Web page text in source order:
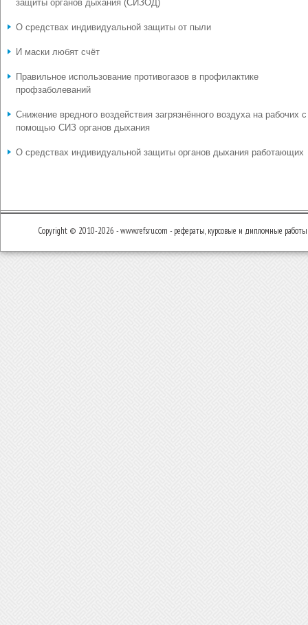
защиты органов дыхания (СИЗОД)
О средствах индивидуальной защиты от пыли
И маски любят счёт
Правильное использование противогазов в профилактике
профзаболеваний
Снижение вредного воздействия загрязнённого воздуха на рабочих с
помощью СИЗ органов дыхания
О средствах индивидуальной защиты органов дыхания работающих
Copyright © 2010-2026 - www.refsru.com - рефераты, курсовые и дипломные работы